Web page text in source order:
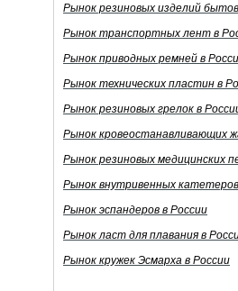
Рынок резиновых изделий
Рынок транспортных лент в
Рынок приводных ремней в
Рынок технических пластин в
Рынок резиновых грелок в
Рынок кровеостанавливающих
Рынок резиновых медицинских
Рынок внутривенных
Рынок эспандеров в России
Рынок ласт для плавания в
Рынок кружек Эсмарха в России